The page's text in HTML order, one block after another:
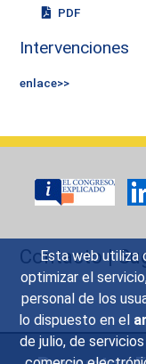
Esta web utiliza
optimizar el
personal de los
lo dispuesto en el
de julio, de
PDF
Intervenciones
enlace>>
Contacto|